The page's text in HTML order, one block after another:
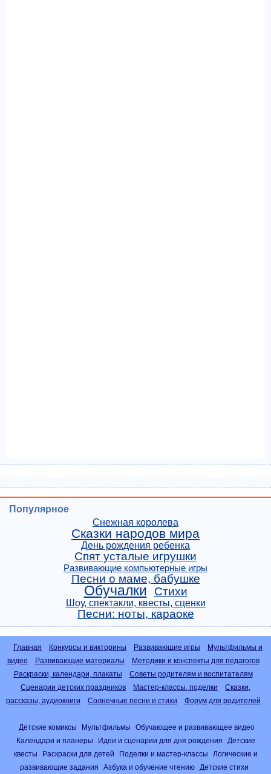
Популярное
Снежная королева
Сказки народов мира
День рождения ребенка
Спят усталые игрушки
Развивающие компьютерные игры
Песни о маме, бабушке
Обучалки Стихи
Шоу, спектакли, квесты, сценки
Песни: ноты, караоке
Главная Конкурсы и викторины Развивающие игры
Мультфильмы и
видео
Развивающие материалы
Методики и конспекты для педагогов
Раскраски, календари, плакаты
Советы родителям и воспитателям
Сценарии детских праздников
Мастер-классы, поделки
Сказки,
рассказы, аудиокниги
Солнечные песни и стихи Форум для родителей
Детские комиксы Мультфильмы
Обучающее и развивающее видео
Календари и планеры
Идеи и сценарии для дня рождения
Детские
квесты
Раскраски для детей Поделки и мастер-классы
Логические и
развивающие задания
Азбука и обучение чтению
Детские стихи